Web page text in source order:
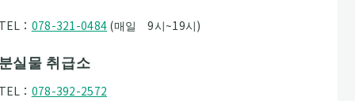
： 078-321-0484 (매일 9시~19시)
실물 취급소
： 078-392-2572